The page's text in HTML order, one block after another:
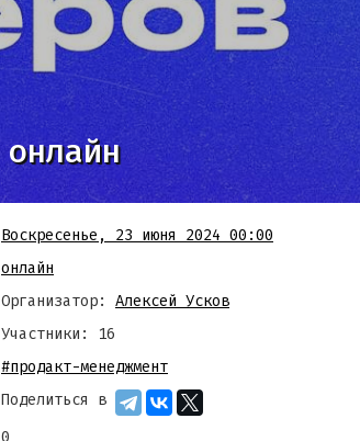
онлайн
Воскресенье, 23 июня 2024 00:00
онлайн
Организатор:
Алексей Усков
Участники: 16
#продакт-менеджмент
Поделиться в
0